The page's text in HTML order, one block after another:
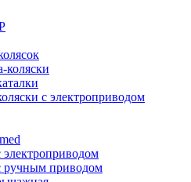
коляски
с электроприводом
электроприводом
ручным приводом